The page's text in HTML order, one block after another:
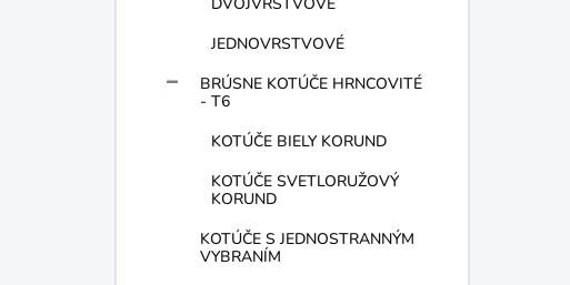
JEDNOVRSTVOVÉ
BRÚSNE KOTÚČE HRNCOVITÉ
- T6
KOTÚČE BIELY KORUND
KOTÚČE SVETLORUŽOVÝ
KORUND
KOTÚČE S JEDNOSTRANNÝM
VYBRANÍM